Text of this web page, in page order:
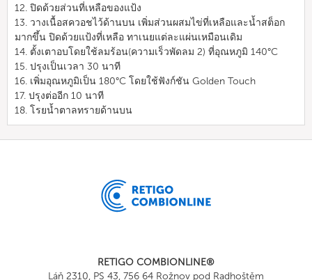
12. ปิดด้วยส่วนที่เหลือของแป้ง
13. วางเนื้อสควอชไว้ด้านบน เพิ่มส่วนผสมไข่ที่เหลือและน้ำสต็อก
มากขึ้น ปิดด้วยแป้งที่เหลือ ทาเนยแต่ละแผ่นเหมือนเดิม
14. ตั้งเตาอบโดยใช้ลมร้อน(ความเร็วพัดลม 2) ที่อุณหภูมิ 140°C
15. ปรุงเป็นเวลา 30 นาที
16. เพิ่มอุณหภูมิเป็น 180°C โดยใช้ฟังก์ชัน Golden Touch
17. ปรุงต่ออีก 10 นาที
18. โรยน้ำตาลทรายด้านบน
RETIGO COMBIONLINE®
Láň 2310, PS 43, 756 64 Rožnov pod Radhoštěm